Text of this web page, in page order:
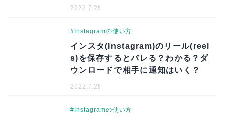
2022.7.29
#Instagramの使い方
インスタ(Instagram)のリール(reel
s)を保存するとバレる？わかる？ダ
ウンロードで相手に通知はいく？
2022.7.29
#Instagramの使い方